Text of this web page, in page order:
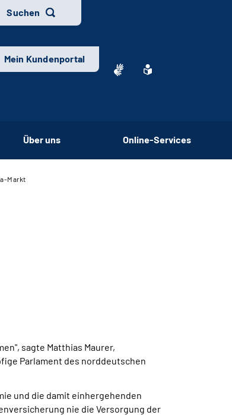
Suchen
Mein Kundenportal
Über uns Online-Services
Markt
sagte Matthias Maurer,
Parlament des norddeutschen
und die damit einhergehenden
nie die Versorgung der